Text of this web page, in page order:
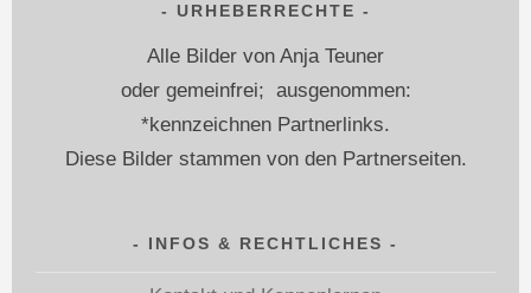
URHEBERRECHTE
Alle Bilder von Anja Teuner
oder gemeinfrei; ausgenommen:
*kennzeichnen Partnerlinks.
Diese Bilder stammen von den Partnerseiten.
INFOS & RECHTLICHES